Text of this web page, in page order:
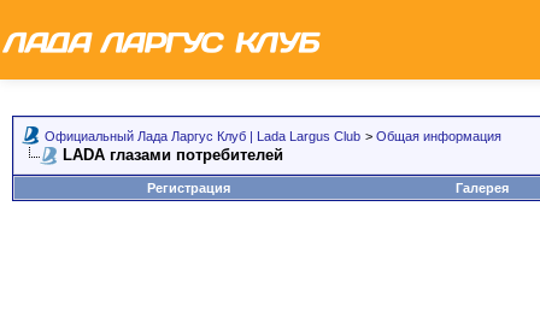
Официальный Лада Ларгус Клуб | Lada Largus Club > Общая информация
LADA глазами потребителей
Регистрация Галерея